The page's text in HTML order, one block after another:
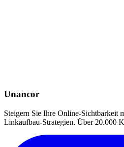
Unancor
Steigern Sie Ihre Online-Sichtbarkeit
Linkaufbau-Strategien. Über 20.000